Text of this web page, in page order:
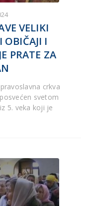
VELIKI
OBIČAJI I
PRATE ZA
crkva
svetom
5. veka koji je